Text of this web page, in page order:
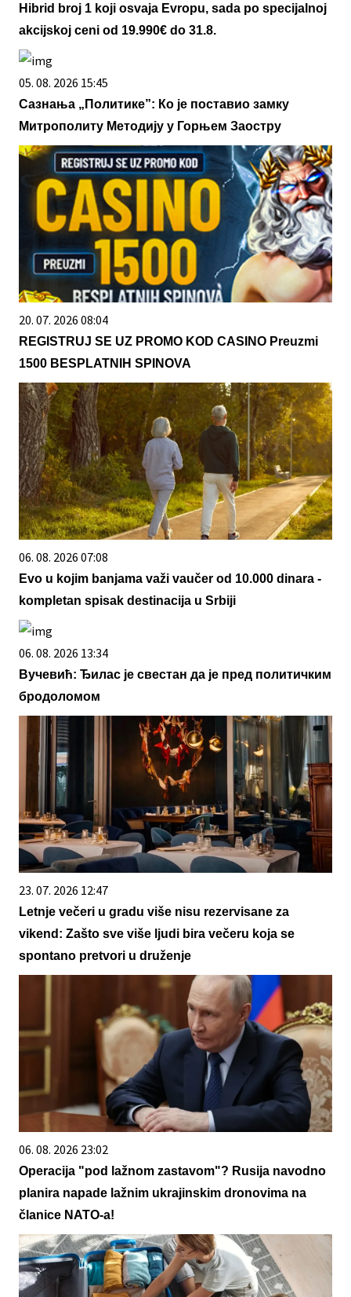
Hibrid broj 1 koji osvaja Evropu, sada po specijalnoj
akcijskoj ceni od 19.990€ do 31.8.
05. 08. 2026 15:45
Сазнања „Политике”: Ко је поставио замку
Митрополиту Методију у Горњем Заостру
20. 07. 2026 08:04
REGISTRUJ SE UZ PROMO KOD CASINO Preuzmi
1500 BESPLATNIH SPINOVA
06. 08. 2026 07:08
Evo u kojim banjama važi vaučer od 10.000 dinara -
kompletan spisak destinacija u Srbiji
06. 08. 2026 13:34
Вучевић: Ђилас је свестан да је пред политичким
бродоломом
23. 07. 2026 12:47
Letnje večeri u gradu više nisu rezervisane za
vikend: Zašto sve više ljudi bira večeru koja se
spontano pretvori u druženje
06. 08. 2026 23:02
Operacija "pod lažnom zastavom"? Rusija navodno
planira napade lažnim ukrajinskim dronovima na
članice NATO-a!